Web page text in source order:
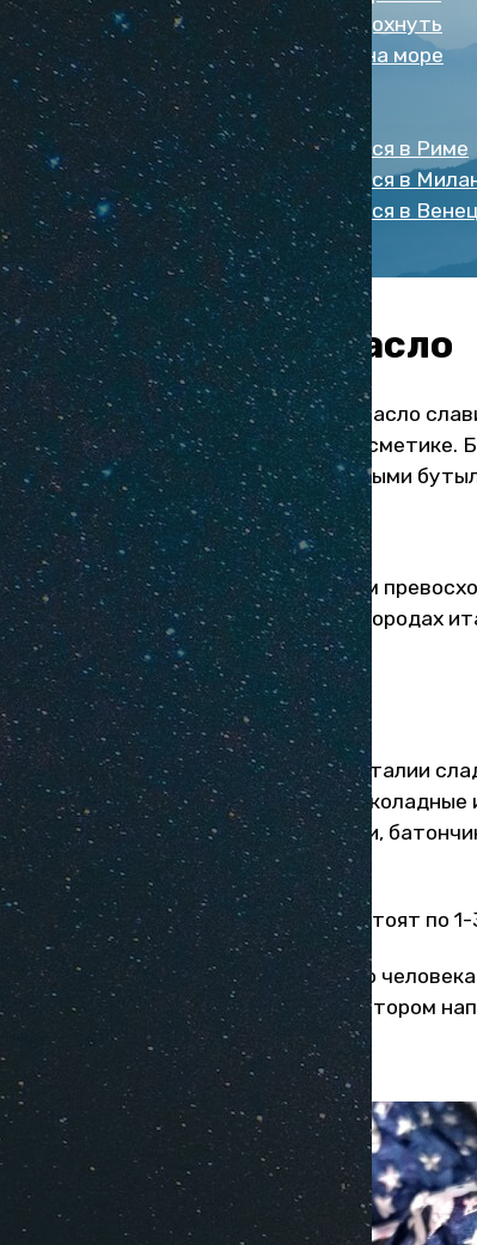
Как дёшево отдохнуть
Где отдохнуть на море
Цены на еду
Аренда авто
Где остановиться в Риме
Где остановиться в
Где остановиться в
Оливковое масло
Итальянское оливковое масло
кулинарии и домашней косметике.
не рисковать со стеклянными
Цена. 1 л стоит 4-5€.
Совет. Недорогим маслом
которые находятся в пригородах
Шоколад
Что можно привезти из Италии
У туристов популярны шоколадные
Ferrero. Возьмите плитки,
много не бывает!
Цена . Плитки шоколада стоят по
Совет . Удивите любимого
завернута в фантик, на котором
поэтов.